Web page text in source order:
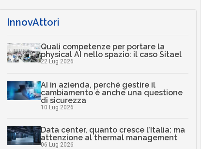
InnovAttori
Quali competenze per portare la
physical AI nello spazio: il caso Sitael
22 Lug 2026
AI in azienda, perché gestire il
cambiamento è anche una questione
di sicurezza
10 Lug 2026
Data center, quanto cresce l’Italia: ma
attenzione al thermal management
06 Lug 2026